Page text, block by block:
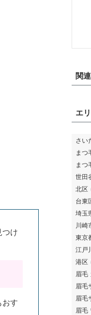
け
す
関
エ
さい
まつ
まつ
世田
北区
台東
埼玉
川崎
東京
江戸
港区
眉毛
眉毛
眉毛
眉毛